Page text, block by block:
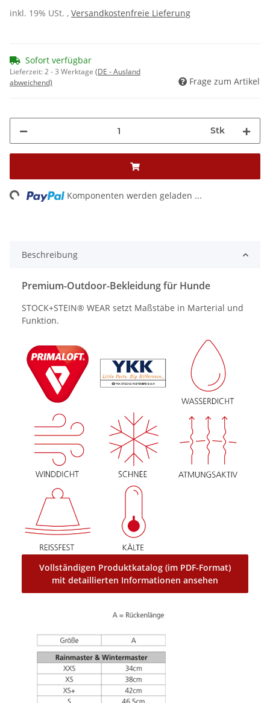
inkl. 19% USt. , Versandkostenfreie Lieferung
Sofort verfügbar
Lieferzeit:2 - 3 Werktage (DE - Ausland
abweichend)
Frage zum Artikel
Stk
Loading... Komponenten werden geladen ...
Beschreibung
Premium-Outdoor-Bekleidung für Hunde
STOCK+STEIN® WEAR setzt Maßstäbe in Marterial und
Funktion.
Vollständigen Produktkatalog (im PDF-Format)
mit detaillierten Informationen ansehen